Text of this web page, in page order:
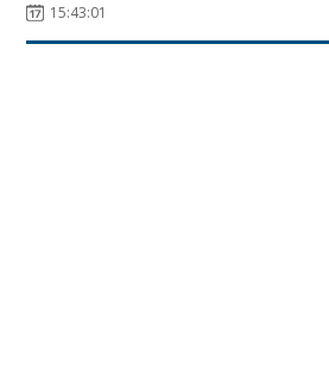
15:43:01